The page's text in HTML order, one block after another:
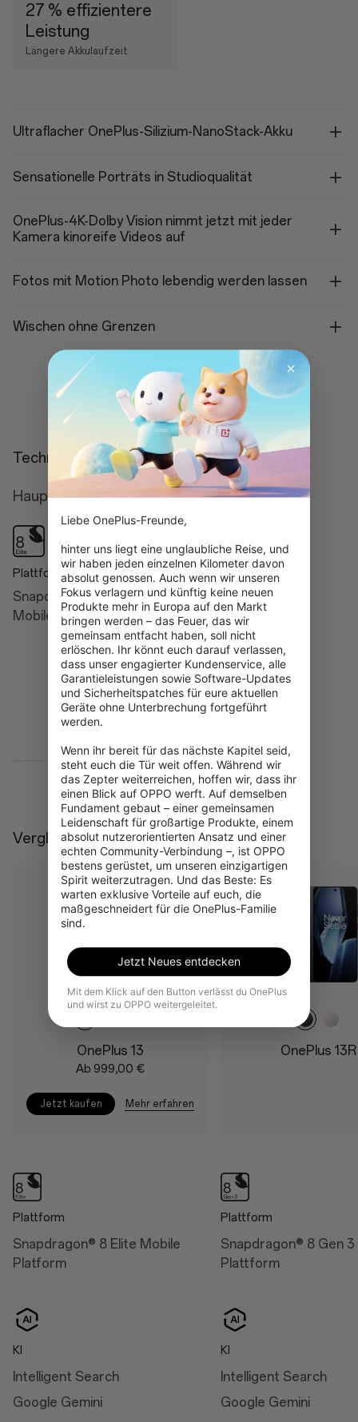
27 % effizientere
Leistung
Längere Akkulaufzeit
Ultraflacher OnePlus-Silizium-NanoStack-Akku
Sensationelle Porträts in Studioqualität
OnePlus-4K-Dolby Vision nimmt jetzt mit jeder
Kamera kinoreife Videos auf
Fotos mit Motion Photo lebendig werden lassen
Wischen ohne Grenzen
Mehr erfahren
Technische Daten
Haupteigenschaften
Plattform
Snapdragon® 8 Elite
Mobile Platform
KI
Intelligent Search
Google Gemini
AI Detail Boost
AI Unblur
AI Reflection Eraser
50MP Wide Camera
50MP Ultra Wide Camera
50MP Telephoto
3X Triprism
Up to 120x digital zoom
32MP Front Camera
Haltbarkeit
IP68
IP69
Cover Glass
Ceramic Guard
Akku und Ladesystem
Battery
6,000 mAh (Dual-cell
Charge
measured diagonally from
RadiantView
Abmessungen
Dawn/Black Eclipse)
Mehr anzeigen
Vergleichen Sie
OnePlus 13
Ab 999,00 €
Jetzt kaufen Mehr erfahren
Plattform
Snapdragon® 8 Elite Mobile
Platform
KI
Intelligent Search
Google Gemini
OnePlus 13R
Plattform
Snapdragon® 8 Gen
Plattform
KI
Intelligent Search
Google Gemini
Liebe OnePlus-Freunde,
hinter uns liegt eine unglaubliche Reise, und
wir haben jeden einzelnen Kilometer davon
absolut genossen. Auch wenn wir unseren
Fokus verlagern und künftig keine neuen
Produkte mehr in Europa auf den Markt
bringen werden – das Feuer, das wir
gemeinsam entfacht haben, soll nicht
erlöschen. Ihr könnt euch darauf verlassen,
dass unser engagierter Kundenservice, alle
Garantieleistungen sowie Software-Updates
und Sicherheitspatches für eure aktuellen
Geräte ohne Unterbrechung fortgeführt
werden.
Wenn ihr bereit für das nächste Kapitel seid,
steht euch die Tür weit offen. Während wir
das Zepter weiterreichen, hoffen wir, dass ihr
einen Blick auf OPPO werft. Auf demselben
Fundament gebaut – einer gemeinsamen
Leidenschaft für großartige Produkte, einem
absolut nutzerorientierten Ansatz und einer
echten Community-Verbindung –, ist OPPO
bestens gerüstet, um unseren einzigartigen
Spirit weiterzutragen. Und das Beste: Es
warten exklusive Vorteile auf euch, die
maßgeschneidert für die OnePlus-Familie
sind.
Jetzt Neues entdecken
Mit dem Klick auf den Button verlässt du OnePlus
und wirst zu OPPO weitergeleitet.